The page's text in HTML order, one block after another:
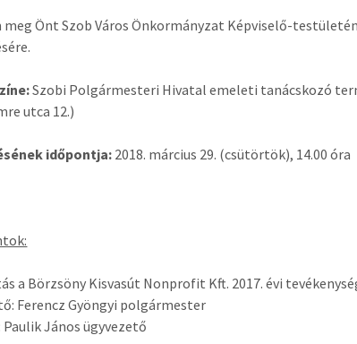
meg Önt Szob Város Önkormányzat Képviselő-
Szobi Polgármesteri Hivatal emeleti tanácskozó
utca 12.)
időpontja: 2018. március 29. (csütörtök), 14.00 óra
a Börzsöny Kisvasút Nonprofit Kft. 2017. évi
Ferencz Gyöngyi polgármester
János ügyvezető